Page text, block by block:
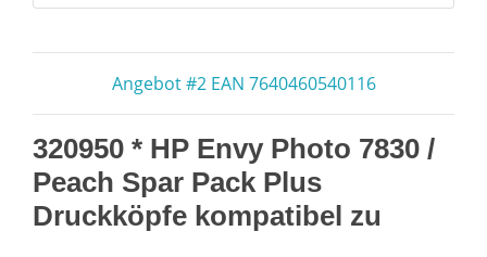
Angebot #2 EAN 7640460540116
320950 * HP Envy Photo 7830 /
Peach Spar Pack Plus
Druckköpfe kompatibel zu